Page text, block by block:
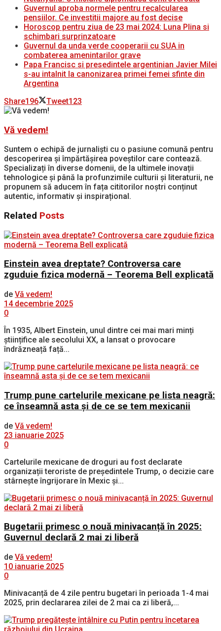
Guvernul aproba normele pentru recalcularea
pensiilor. Ce investitii majore au fost decise
Horoscop pentru ziua de 23 mai 2024: Luna Plina si
schimbari surprinzatoare
Guvernul da unda verde cooperarii cu SUA in
combaterea amenintarilor grave
Papa Francisc si presedintele argentinian Javier Milei
s-au intalnit la canonizarea primei femei sfinte din
Argentina
Share196 Tweet123
Vă vedem!
Suntem o echipă de jurnaliști cu o pasiune comună pentru
descoperirea și împărtășirea poveștilor care contează.
Specializați în diverse domenii, de la ultimele inovații
tehnologice și până la profunzimile culturii și literaturii, ne
propunem să aducem în fața cititorilor noștri conținut
autentic, informativ și inspirațional.
Related Posts
Einstein avea dreptate? Controversa care
zguduie fizica modernă – Teorema Bell explicată
de Vă vedem!
14 decembrie 2025
0
În 1935, Albert Einstein, unul dintre cei mai mari minți
științifice ale secolului XX, a lansat o provocare
îndrăzneață față...
Trump pune cartelurile mexicane pe lista neagră:
ce înseamnă asta și de ce se tem mexicanii
de Vă vedem!
23 ianuarie 2025
0
Cartelurile mexicane de droguri au fost declarate
organizații teroriste de președintele Trump, o decizie care
stârnește îngrijorare în Mexic și...
Bugetarii primesc o nouă minivacanță în 2025:
Guvernul declară 2 mai zi liberă
de Vă vedem!
10 ianuarie 2025
0
Minivacanță de 4 zile pentru bugetari în perioada 1-4 mai
2025, prin declararea zilei de 2 mai ca zi liberă,...